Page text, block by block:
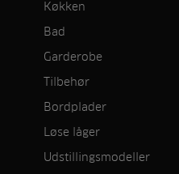
Køkken
Bad
Garderobe
Tilbehør
Bordplader
Løse låger
Udstillingsmodeller